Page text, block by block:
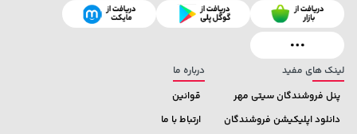
27,580,000 تومان خرید 169,900 تومان
لینک های مفید
پنل فروشندگان سیتی مهر
دانلود اپلیکیشن فروشندگان
درباره ما
قوانین
ارتباط با ما